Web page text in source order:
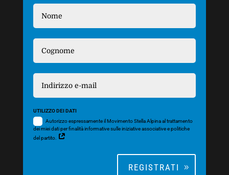
UTILIZZO DEI DATI
Autorizzo espressamente il Movimento Stella Alpina al trattamento
dei miei dati per finalità informative sulle iniziative associative e politiche
del partito.
REGISTRATI